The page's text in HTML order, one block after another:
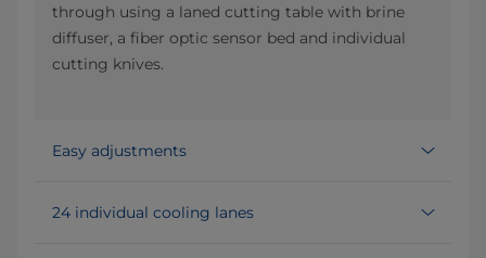
through using a laned cutting table with brine
diffuser, a fiber optic sensor bed and individual
cutting knives.
Easy adjustments
24 individual cooling lanes